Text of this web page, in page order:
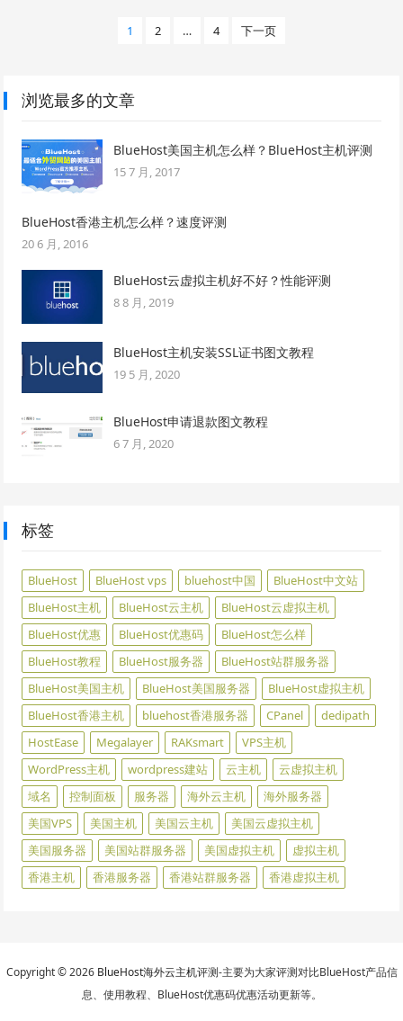
页
1 2 … 4 下一页
浏览最多的文章
BlueHost美国主机怎么样？BlueHost主机评测
15 7 月, 2017
BlueHost香港主机怎么样？速度评测
20 6 月, 2016
BlueHost云虚拟主机好不好？性能评测
8 8 月, 2019
BlueHost主机安装SSL证书图文教程
19 5 月, 2020
BlueHost申请退款图文教程
6 7 月, 2020
标签
BlueHost BlueHost vps bluehost中国
BlueHost中文站
BlueHost主机
BlueHost云主机
BlueHost云虚拟主机
BlueHost优惠
BlueHost优惠码
BlueHost怎么样
BlueHost教程
BlueHost服务器
BlueHost站群服务器
BlueHost美国主机
BlueHost美国服务器
BlueHost虚拟主机
BlueHost香港主机
bluehost香港服务器 CPanel
dedipath
HostEase
Megalayer RAKsmart
VPS主机
WordPress主机
wordpress建站 云主机
云虚拟主机
域名
控制面板 服务器 海外云主机
海外服务器
美国VPS
美国主机 美国云主机
美国云虚拟主机
美国服务器
美国站群服务器 美国虚拟主机
虚拟主机
香港主机
香港服务器 香港站群服务器 香港虚拟主机
Copyright © 2026 BlueHost海外云主机评测-主要为大家评测对比BlueHost产品信
息、使用教程、BlueHost优惠码优惠活动更新等。